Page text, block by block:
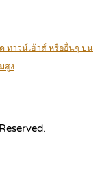
ทาวน์เฮ้าส์ หรืออื่นๆ บน
สูง